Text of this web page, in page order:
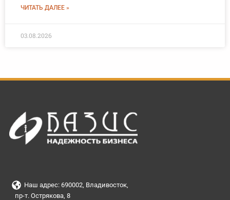
ЧИТАТЬ ДАЛЕЕ »
03.08.2026
Наш адрес: 690002, Владивосток,
пр-т. Острякова, 8